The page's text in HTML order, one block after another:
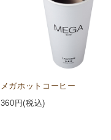
メガホットコーヒー
360 円(税込)